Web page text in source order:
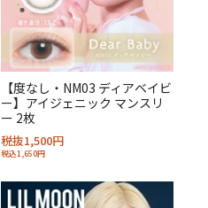
【度なし・NM03 ディアベイビ
ー】アイジェニック マンスリ
ー 2枚
税抜1,500円
税込1,650円